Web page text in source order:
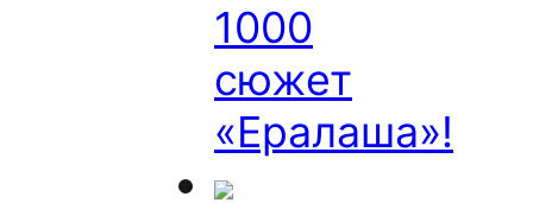
1000
сюжет
«Ералаша»!